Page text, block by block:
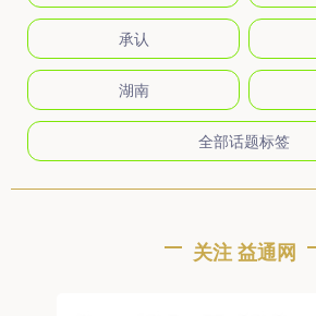
承认
湖南
全部话题标签
关注 益通网